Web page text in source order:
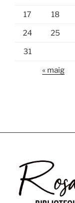
17 18
24 25
31
« maig